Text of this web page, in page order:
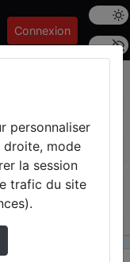
Connexion
Mode
Police
pod
personnaliser
droite, mode
la session
trafic du site